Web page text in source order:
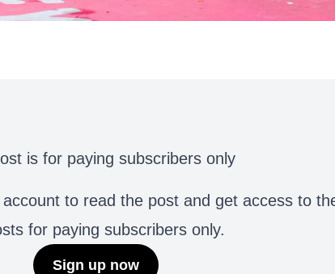
is for paying subscribers only
to read the post and get access to
for paying subscribers only.
Sign up now